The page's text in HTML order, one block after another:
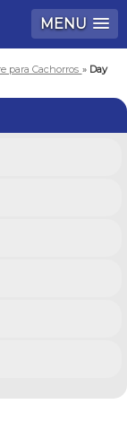
MENU
para Cachorros » Day